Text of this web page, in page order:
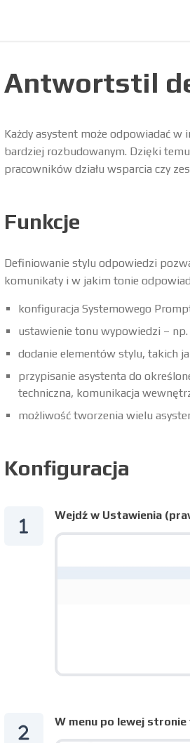
Antwortstil
Każdy asystent może odpowiadać
bardziej rozbudowanym. Dzięki
pracowników działu wsparcia czy
Funkcje
Definiowanie stylu odpowiedzi
komunikaty i w jakim tonie
konfiguracja Systemowego
ustawienie tonu wypowiedzi –
dodanie elementów stylu, takich
przypisanie asystenta do
techniczna, komunikacja
możliwość tworzenia wielu
Konfiguracja
Wejdź w Ustawienia
W menu po lewej